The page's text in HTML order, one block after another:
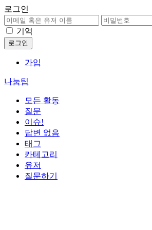
로그인
기억
가입
나눔팁
모든 활동
질문
이슈!
답변 없음
태그
카테고리
유저
질문하기